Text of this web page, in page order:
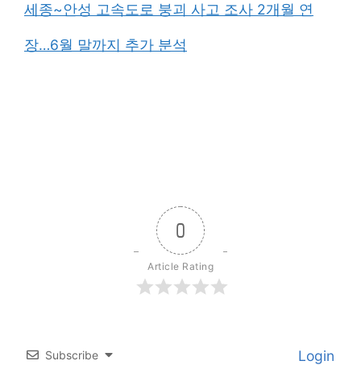
세종~안성 고속도로 붕괴 사고 조사 2개월 연
장…6월 말까지 추가 분석
0
Article Rating
Subscribe Login